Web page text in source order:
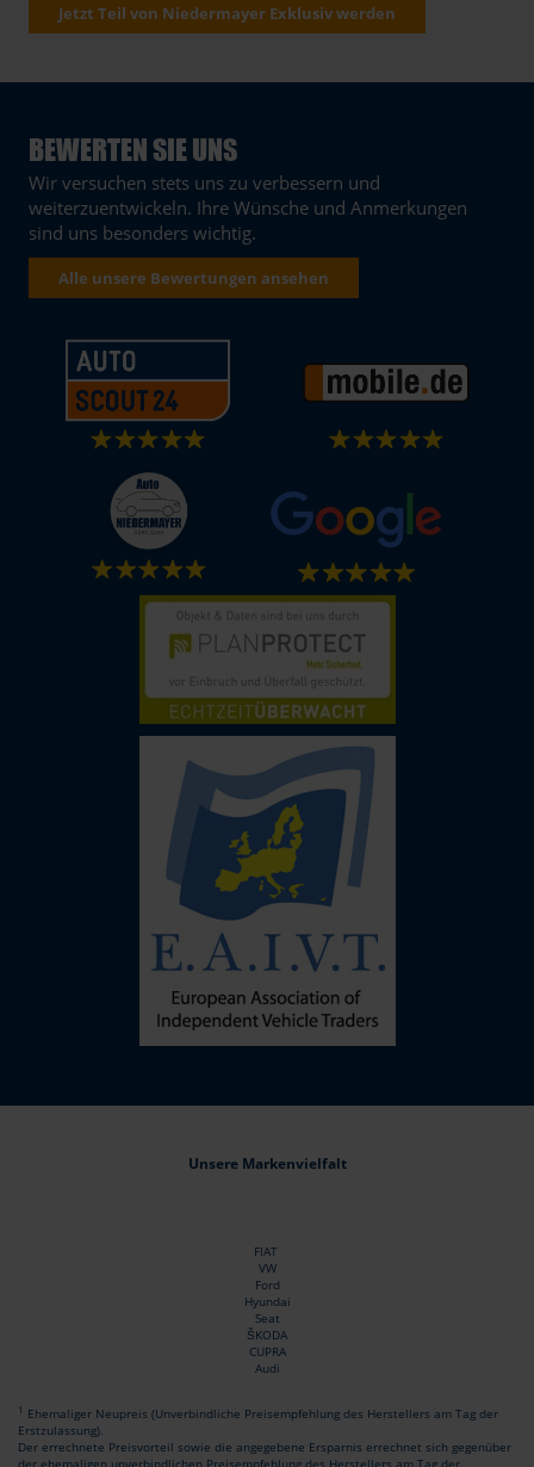
Jetzt Teil von Niedermayer Exklusiv werden
BEWERTEN SIE UNS
Wir versuchen stets uns zu verbessern und
weiterzuentwickeln. Ihre Wünsche und Anmerkungen
sind uns besonders wichtig.
Alle unsere Bewertungen ansehen
Unsere Markenvielfalt
FIAT
VW
Ford
Hyundai
Seat
ŠKODA
CUPRA
Audi
1 Ehemaliger Neupreis (Unverbindliche Preisempfehlung des Herstellers am Tag der
Erstzulassung).
Der errechnete Preisvorteil sowie die angegebene Ersparnis errechnet sich gegenüber
der ehemaligen unverbindlichen Preisempfehlung des Herstellers am Tag der